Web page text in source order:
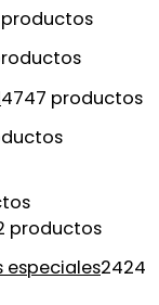
productos
4747 productos
productos
especiales2424